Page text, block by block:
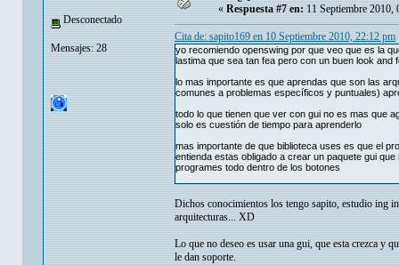
Desconectado
Mensajes: 28
« Respuesta #7 en: 11 Septiembre 2010,
Cita de: sapito169 en 10 Septiembre 2010, 22:12 pm
yo recomiendo openswing por que veo que es la
lastima que sea tan fea pero con un buen look and
lo mas importante es que aprendas que son las
comunes a problemas específicos y puntuales)
todo lo que tienen que ver con gui no es mas que
solo es cuestión de tiempo para aprenderlo
mas importante de que biblioteca uses es que el
entienda estas obligado a crear un paquete gui
programes todo dentro de los botones
Dichos conocimientos los tengo sapito, estudio ing
arquitecturas... XD
Lo que no deseo es usar una gui, que esta crezca y
le dan soporte.